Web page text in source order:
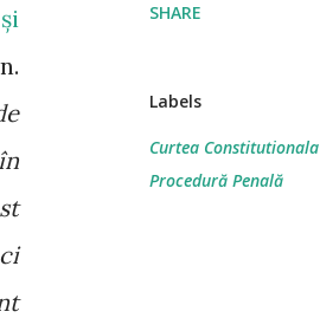
SHARE
Labels
Curtea Constitutionala
Procedură Penală